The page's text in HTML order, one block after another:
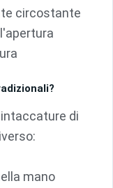
circostante
di
mano